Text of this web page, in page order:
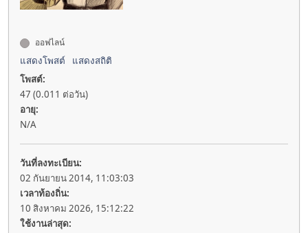
ออฟไลน์
แสดงโพสต์
แสดงสถิติ
โพสต์:
47 (0.011 ต่อวัน)
อายุ:
N/A
วันที่ลงทะเบียน:
02 กันยายน 2014, 11:03:03
เวลาท้องถิ่น:
10 สิงหาคม 2026, 15:12:22
ใช้งานล่าสุด: